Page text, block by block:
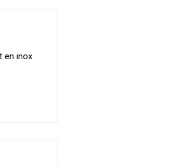
en inox